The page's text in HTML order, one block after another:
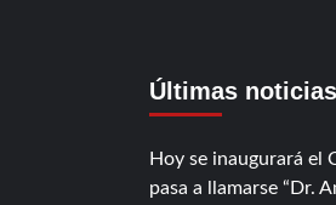
Últimas noticias
Hoy se inaugurará el
pasa a llamarse “Dr.